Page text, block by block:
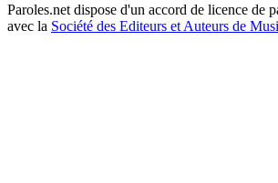
Paroles.net dispose d'un accord de licence de
avec la Société des Editeurs et Auteurs de